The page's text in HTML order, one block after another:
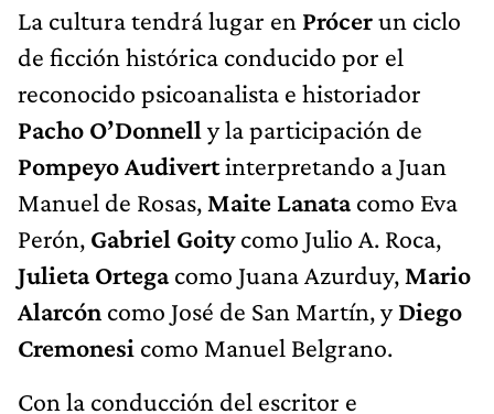
La cultura tendrá lugar en Prócerun ciclo
de ficción histórica conducido por el
reconocido psicoanalista e historiador
Pacho O’Donnell y la participación de
Pompeyo Audivertinterpretando a Juan
Manuel de Rosas, Maite Lanatacomo Eva
Perón, Gabriel Goitycomo Julio A. Roca,
Julieta Ortegacomo Juana Azurduy, Mario
Alarcón como José de San Martín, yDiego
Cremonesi como Manuel Belgrano.
Con la conducción del escritor e